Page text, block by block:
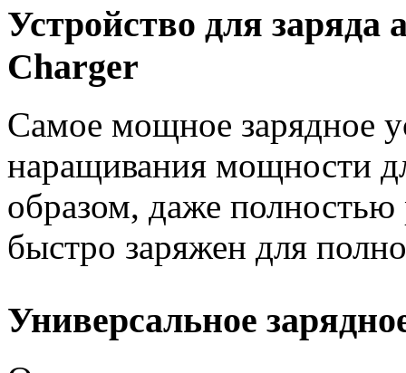
Устройство для
Charger
Самое мощное зарядное
наращивания мощности
образом, даже
быстро заряжен для
Универсальное